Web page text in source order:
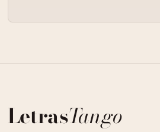
LetrasTango